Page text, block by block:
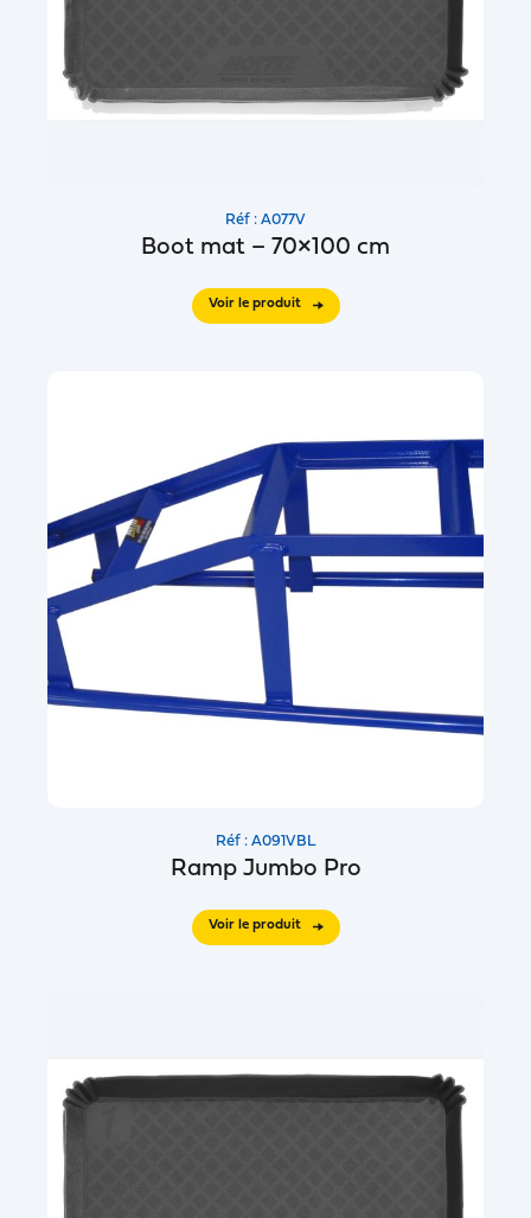
Réf : A077V
Boot mat – 70×100 cm
Voir le produit
Réf : A091VBL
Ramp Jumbo Pro
Voir le produit